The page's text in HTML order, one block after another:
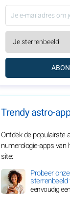
Trendy astro-
Ontdek de populairste
numerologie-apps
site:
Probeer
eenvoudig